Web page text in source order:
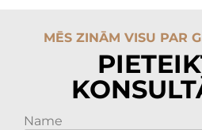
MĒS ZINĀM VISU PAR
Name